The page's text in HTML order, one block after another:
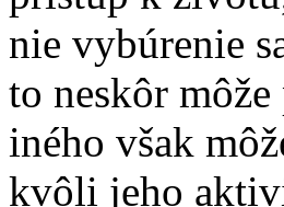
nie vybúrenie
to neskôr
iného však
kvôli jeho